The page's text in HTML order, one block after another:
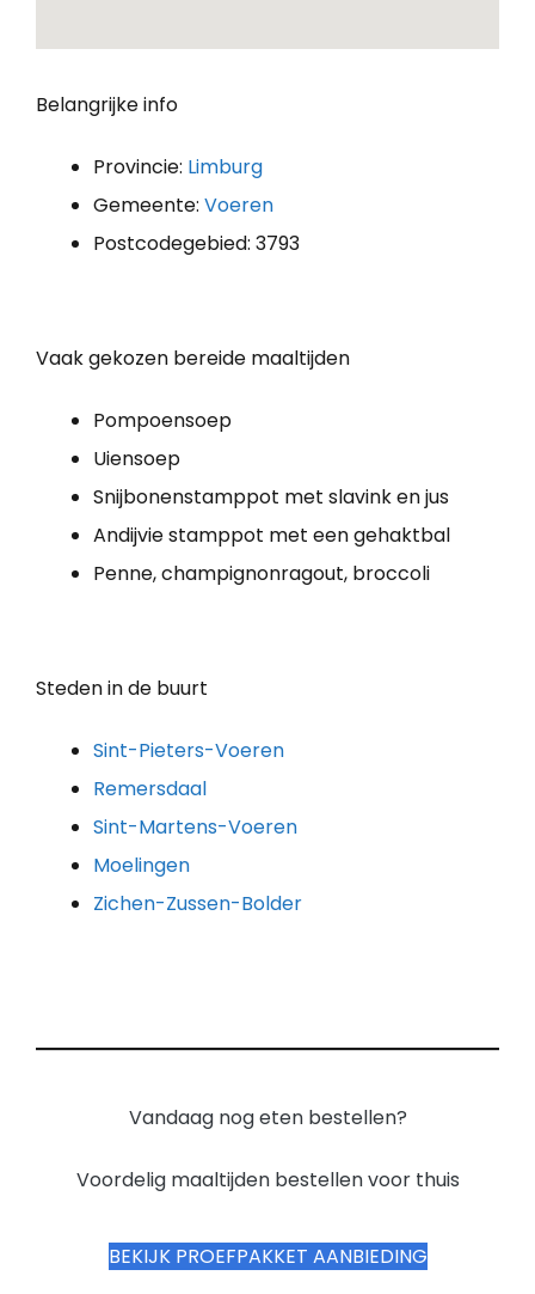
Belangrijke info
Provincie: Limburg
Gemeente: Voeren
Postcodegebied: 3793
Vaak gekozen bereide maaltijden
Pompoensoep
Uiensoep
Snijbonenstamppot met slavink en jus
Andijvie stamppot met een gehaktbal
Penne, champignonragout, broccoli
Steden in de buurt
Sint-Pieters-Voeren
Remersdaal
Sint-Martens-Voeren
Moelingen
Zichen-Zussen-Bolder
Vandaag nog eten bestellen?
Voordelig maaltijden bestellen voor thuis
BEKIJK PROEFPAKKET AANBIEDING